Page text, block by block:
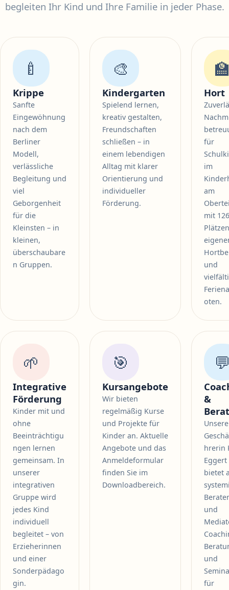
begleiten Ihr Kind und Ihre Familie in jeder Phase.
🍼
Krippe
Sanfte
Eingewöhnung
nach dem
Berliner
Modell,
verlässliche
Begleitung und
viel
Geborgenheit
für die
Kleinsten – in
kleinen,
überschaubare
n Gruppen.
🎨
Kindergarten
Spielend lernen,
kreativ gestalten,
Freundschaften
schließen – in
einem lebendigen
Alltag mit klarer
Orientierung und
individueller
Förderung.
Hort
für
im
am
mit 126
und
oten.
🌱
Integrative
Förderung
Kinder mit und
ohne
Beeinträchtigu
ngen lernen
gemeinsam. In
unserer
integrativen
Gruppe wird
jedes Kind
individuell
begleitet – von
Erzieherinnen
und einer
Sonderpädago
gin.
🎯
Kursangebote
Wir bieten
regelmäßig Kurse
und Projekte für
Kinder an. Aktuelle
Angebote und das
Anmeldeformular
finden Sie im
Downloadbereich.
&
Unsere
hrerin
Eggert
bietet
und
und
für